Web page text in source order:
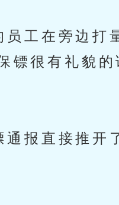
工在旁边打
镖很有礼貌
报直接推开